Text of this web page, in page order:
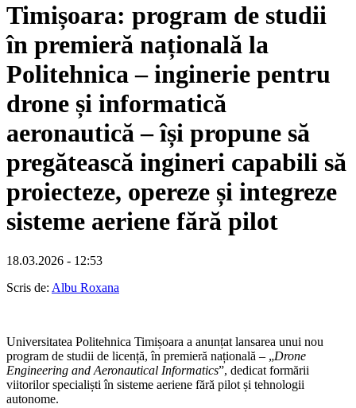
Timișoara: program de studii
în premieră națională la
Politehnica – inginerie pentru
drone și informatică
aeronautică – își propune să
pregătească ingineri capabili să
proiecteze, opereze și integreze
sisteme aeriene fără pilot
18.03.2026 - 12:53
Scris de: Albu Roxana
Universitatea Politehnica Timișoara a anunțat lansarea unui nou
program de studii de licență, în premieră națională – „Drone
Engineering and Aeronautical Informatics”, dedicat formării
viitorilor specialiști în sisteme aeriene fără pilot și tehnologii
autonome.